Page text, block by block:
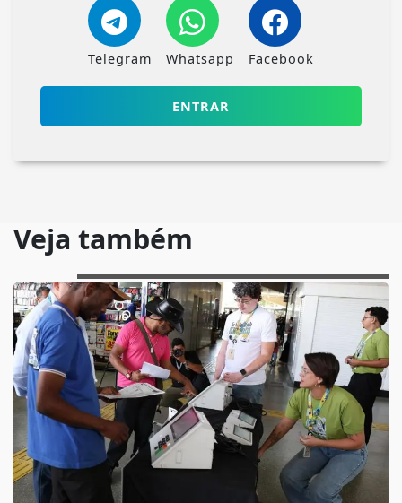
Telegram Whatsapp Facebook
ENTRAR
Veja também